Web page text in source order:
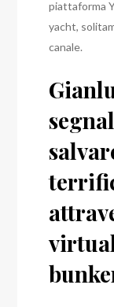
piattaforma
yacht,
canale.